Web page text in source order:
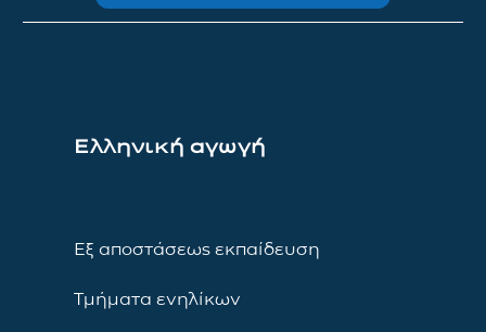
Ελληνική αγωγή
Εξ αποστάσεως εκπαίδευση
Τμήματα ενηλίκων